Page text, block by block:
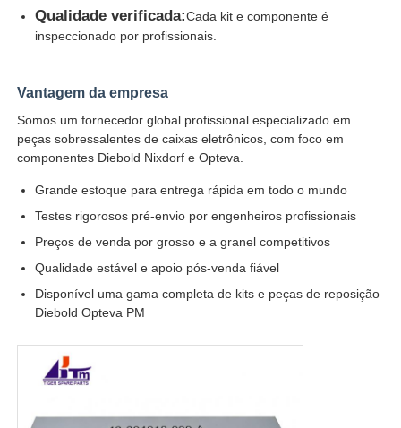
Classificador de notas
contador da conta
Impressora do cartão
máquina de cartão
Peças sobressalentes para caixas eletrônicos
Reciclador de moedas
Qualidade verificada:Cada kit e componente é
inspeccionado por profissionais.
Vantagem da empresa
Somos um fornecedor global profissional especializado em
peças sobressalentes de caixas eletrônicos, com foco em
componentes Diebold Nixdorf e Opteva.
Grande estoque para entrega rápida em todo o mundo
Testes rigorosos pré-envio por engenheiros profissionais
Preços de venda por grosso e a granel competitivos
Qualidade estável e apoio pós-venda fiável
Disponível uma gama completa de kits e peças de reposição
Diebold Opteva PM